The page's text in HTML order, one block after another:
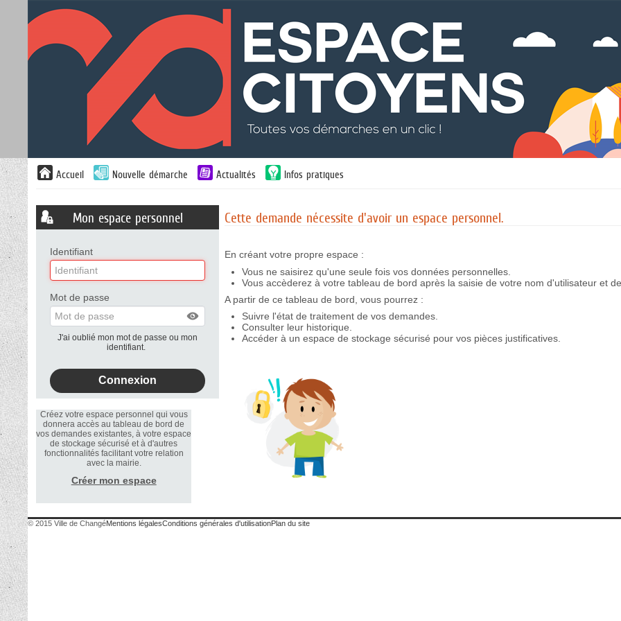
Liste
des
Accueil Nouvelle démarche Actualités Infos pratiques
Mon espace personnel
Identifiant
Mot de passe
J'ai oublié mon mot de passe ou mon
identifiant.
Créez votre espace personnel qui vous
donnera accès au tableau de bord de
vos demandes existantes, à votre espace
de stockage sécurisé et à d'autres
fonctionnalités facilitant votre relation
avec la mairie.
Créer mon espace
Cette demande nécessite d'avoir un espace personnel.
En créant votre propre espace :
Vous ne saisirez qu'une seule fois vos données personnelles.
Vous accèderez à votre tableau de bord après la saisie de votre nom d'utilisateur et
A partir de ce tableau de bord, vous pourrez :
Suivre l'état de traitement de vos demandes.
Consulter leur historique.
Accéder à un espace de stockage sécurisé pour vos pièces justificatives.
© 2015 Ville de ChangéMentions légalesConditions générales d'utilisationPlan du site